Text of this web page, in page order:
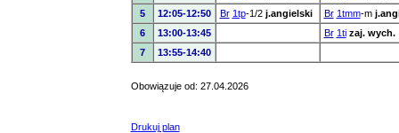
5
12:05-12:50 Br 1tp-1/2 j.angielski Br 1tmm-m
6
13:00-13:45 Br 1ti zaj. wych.
7
13:55-14:40
Obowiązuje od: 27.04.2026
Drukuj plan